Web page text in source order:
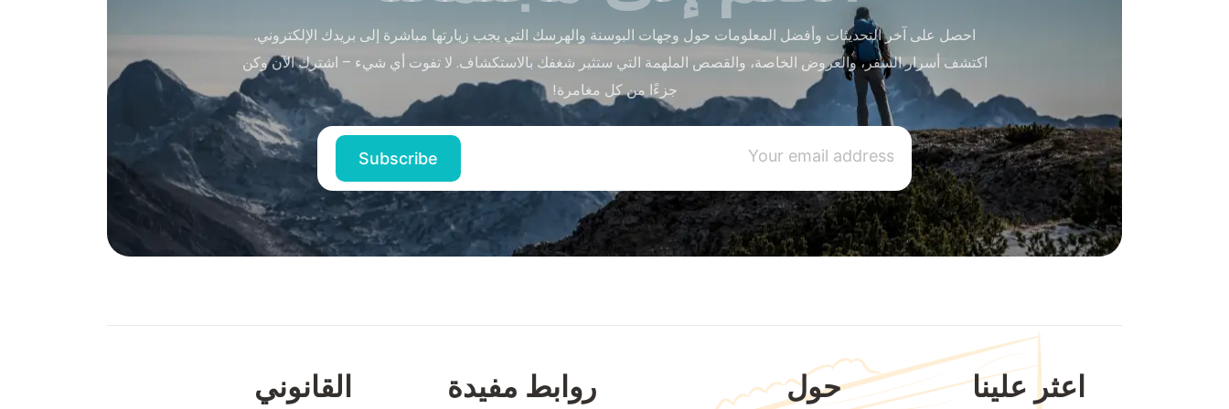
احصل على آخر التحديثات وأفضل المعلومات حول وجهات البوسنة والهرسك التي يجب زيارتها مباشرة إلى بريدك الإلكتروني.
اكتشف أسرار السفر، والعروض الخاصة، والقصص الملهمة التي ستثير شغفك بالاستكشاف. لا تفوت أي شيء – اشترك الآن وكن
جزءًا من كل مغامرة!
اعثر علينا حول روابط مفيدة القانوني